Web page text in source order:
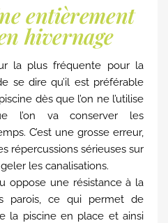
entièrement
hivernage
la plus fréquente pour la
se dire qu’il est préférable
dès que l’on ne l’utilise
l’on va conserver les
C’est une grosse erreur,
répercussions sérieuses sur
les canalisations.
oppose une résistance à la
parois, ce qui permet de
la piscine en place et ainsi